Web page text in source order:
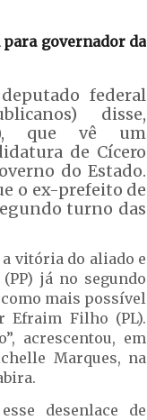
governador da
federal
disse,
que vê um
de Cícero
do Estado.
o ex-prefeito de
turno das
vitória do aliado e
já no segundo
mais possível
Efraim Filho (PL).
acrescentou, em
Marques, na
desenlace de